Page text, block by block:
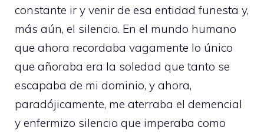
constante ir y venir de esa entidad funesta y,
más aún, el silencio. En el mundo humano
que ahora recordaba vagamente lo único
que añoraba era la soledad que tanto se
escapaba de mi dominio, y ahora,
paradójicamente, me aterraba el demencial
y enfermizo silencio que imperaba como